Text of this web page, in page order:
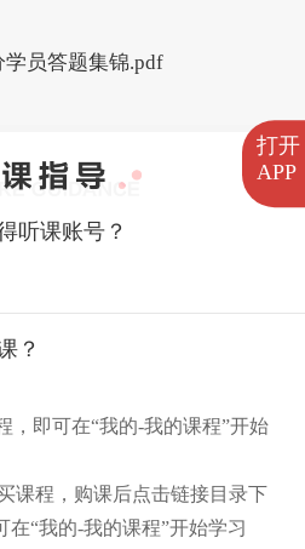
打开
APP
学员答题集锦.pdf
听课账号？
？
，即可在“我的-我的课程”开始
课程，购课后点击链接目录下
在“我的-我的课程”开始学习